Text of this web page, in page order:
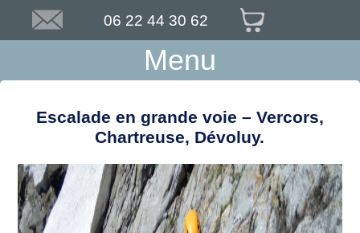
06 22 44 30 62
Menu
Escalade en grande voie – Vercors,
Chartreuse, Dévoluy.